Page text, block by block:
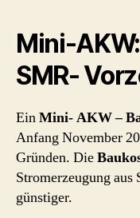
Mini-
SMR-
EinMini- AKW –
Anfang November
Gründen. Die
Stromerzeugung
günstiger.